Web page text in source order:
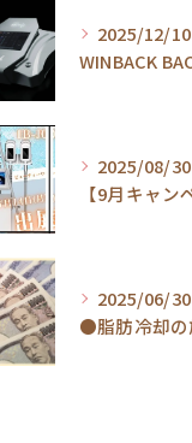
2025/12/10
2025/08/30
2025/06/30